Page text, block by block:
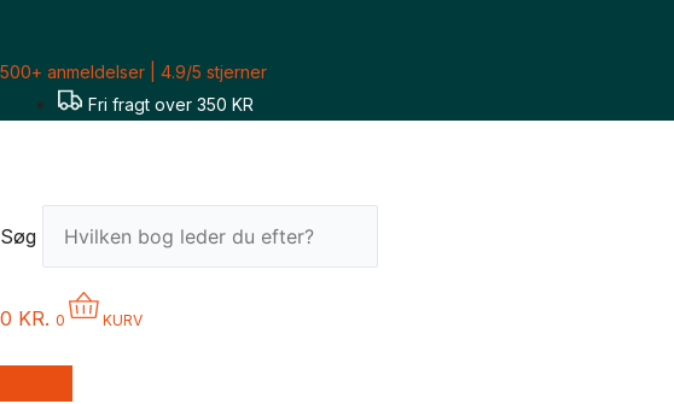
indholdet
500+ anmeldelser | 4.9/5 stjerner
Fri fragt over 350 KR
Søg
0 KR. 0 KURV